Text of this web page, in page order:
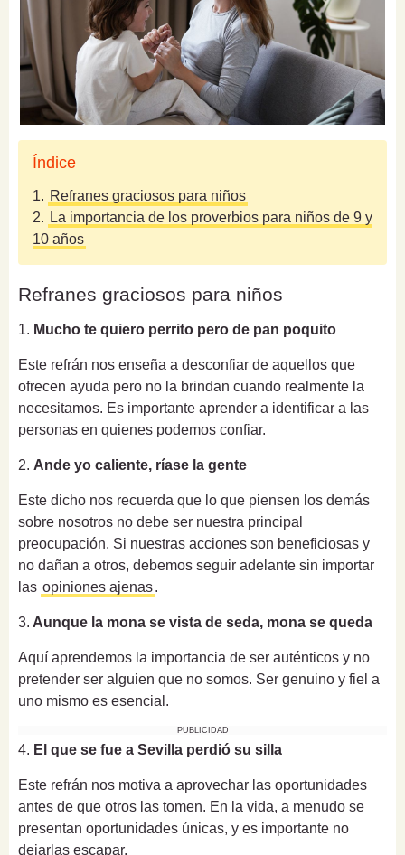
Índice
1. Refranes graciosos para niños
2. La importancia de los proverbios para niños de 9 y
10 años
Refranes graciosos para niños
1. Mucho te quiero perrito pero de pan poquito
Este refrán nos enseña a desconfiar de aquellos que
ofrecen ayuda pero no la brindan cuando realmente la
necesitamos. Es importante aprender a identificar a las
personas en quienes podemos confiar.
2. Ande yo caliente, ríase la gente
Este dicho nos recuerda que lo que piensen los demás
sobre nosotros no debe ser nuestra principal
preocupación. Si nuestras acciones son beneficiosas y
no dañan a otros, debemos seguir adelante sin importar
las opiniones ajenas.
3. Aunque la mona se vista de seda, mona se queda
Aquí aprendemos la importancia de ser auténticos y no
pretender ser alguien que no somos. Ser genuino y fiel a
uno mismo es esencial.
PUBLICIDAD
4. El que se fue a Sevilla perdió su silla
Este refrán nos motiva a aprovechar las oportunidades
antes de que otros las tomen. En la vida, a menudo se
presentan oportunidades únicas, y es importante no
dejarlas escapar.